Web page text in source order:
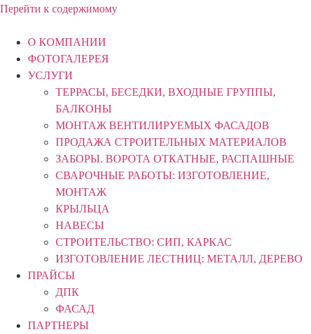
Перейти к содержимому
О КОМПАНИИ
ФОТОГАЛЕРЕЯ
УСЛУГИ
ТЕРРАСЫ, БЕСЕДКИ, ВХОДНЫЕ ГРУППЫ,
БАЛКОНЫ
МОНТАЖ ВЕНТИЛИРУЕМЫХ ФАСАДОВ
ПРОДАЖА СТРОИТЕЛЬНЫХ МАТЕРИАЛОВ
ЗАБОРЫ. ВОРОТА ОТКАТНЫЕ, РАСПАШНЫЕ
СВАРОЧНЫЕ РАБОТЫ: ИЗГОТОВЛЕНИЕ,
МОНТАЖ
КРЫЛЬЦА
НАВЕСЫ
СТРОИТЕЛЬСТВО: СИП, КАРКАС
ИЗГОТОВЛЕНИЕ ЛЕСТНИЦ: МЕТАЛЛ, ДЕРЕВО
ПРАЙСЫ
ДПК
ФАСАД
ПАРТНЕРЫ